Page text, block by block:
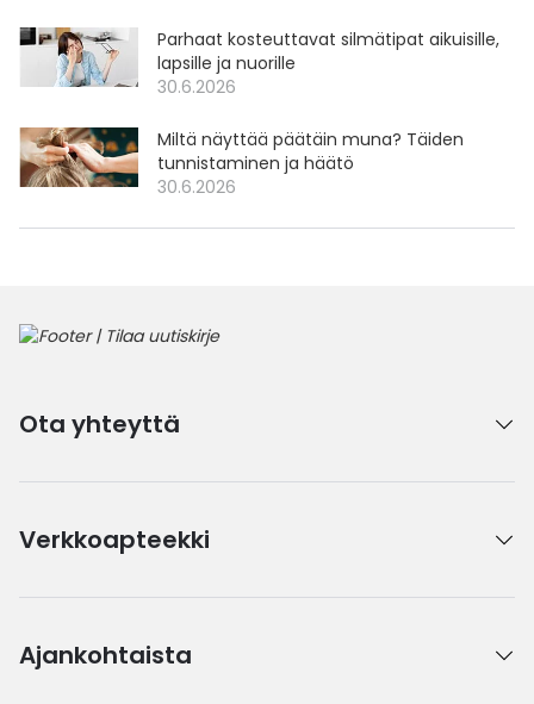
Parhaat kosteuttavat silmätipat aikuisille,
lapsille ja nuorille
30.6.2026
Miltä näyttää päätäin muna? Täiden
tunnistaminen ja häätö
30.6.2026
Ota yhteyttä
Verkkoapteekki
Ajankohtaista